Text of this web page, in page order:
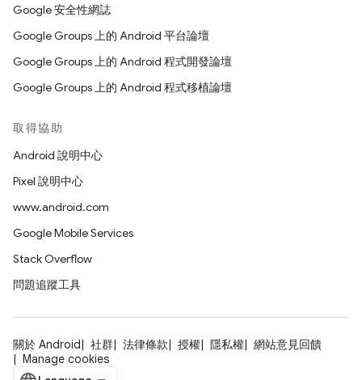
Google 安全性網誌
Google Groups 上的 Android 平台論壇
Google Groups 上的 Android 程式開發論壇
Google Groups 上的 Android 程式移植論壇
取得協助
Android 說明中心
Pixel 說明中心
www.android.com
Google Mobile Services
Stack Overflow
問題追蹤工具
關於 Android 社群 法律條款 授權 隱私權
網站意見回饋
Manage cookies